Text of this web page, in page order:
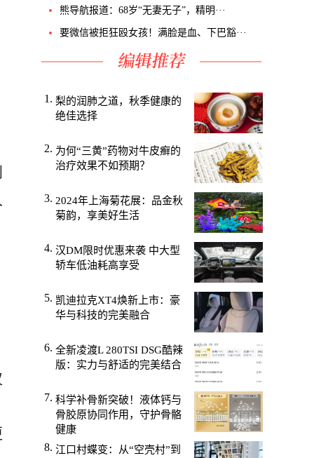
熊导航报道：68岁“无妻无子”，精明···
要微信被拒狂殴女孩！满脸是血、下巴豁···
梨的润肺之道，秋季健康的
绝佳选择
为何“三黄”药物对牛皮癣的
治疗效果不如预期？
2024年上海菊花展：品金秋
菊韵，享美好生活
汉DM限时优惠来袭 中大型
轿车低油耗高享受
凯迪拉克XT4焕新上市：豪
华与科技的完美融合
全新凌渡L 280TSI DSG酷辣
版：实力与舒适的完美结合
科学补骨新突破！液体钙与
骨胶原协同作用，守护骨骼
健康
江口村蝶变：从“空壳村”到